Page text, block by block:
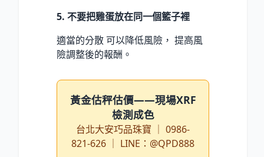
5. 不要把雞蛋放在同一個籃子裡
適當的分散 可以降低風險， 提高風
險調整後的報酬。
黃金估秤估價——現場XRF
檢測成色
台北大安巧品珠寶 ｜ 0986-
821-626 ｜ LINE：@QPD888